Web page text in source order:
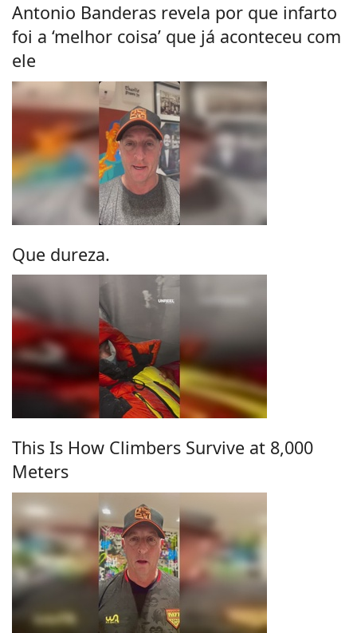
Antonio Banderas revela por que infarto
foi a ‘melhor coisa’ que já aconteceu com
ele
Que dureza.
This Is How Climbers Survive at 8,000
Meters